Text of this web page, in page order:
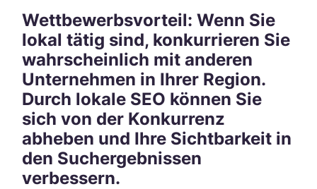
Wettbewerbsvorteil: Wenn Sie
lokal tätig sind, konkurrieren Sie
wahrscheinlich mit anderen
Unternehmen in Ihrer Region.
Durch lokale SEO können Sie
sich von der Konkurrenz
abheben und Ihre Sichtbarkeit in
den Suchergebnissen
verbessern.